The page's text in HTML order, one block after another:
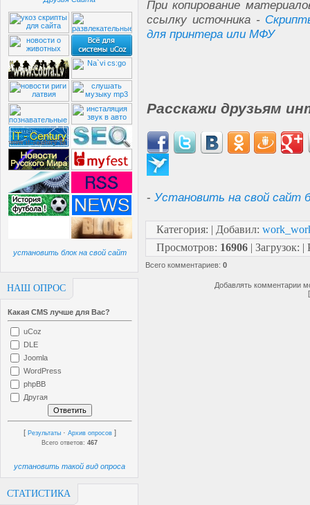
установить блок на свой сайт
НАШ ОПРОС
Какая CMS лучше для Вас?
uCoz
DLE
Joomla
WordPress
phpBB
Другая
[ Результаты · Архив опросов ]
Всего ответов:467
установить такой вид опроса
СТАТИСТИКА
При копирование
ссылку источника -
для принтера или МФУ
Расскажи друзьям
- Установить на свой сайт
Категория: | Добавил:
Просмотров: 16906 | Загрузок: |
Всего комментариев: 0
Добавлять комментарии